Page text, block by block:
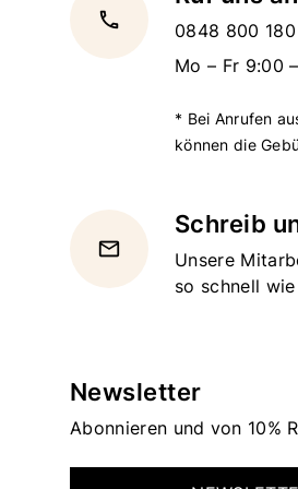
local_phone 0848 800 180
Mo – Fr 9:00
* Bei Anrufen
können die
email
Schreib
Unsere
so schnell
Newsletter
Abonnieren und von 10%